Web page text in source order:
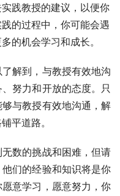
践教授的建议，以便你
的过程中，你可能会遇
的机会学习和成长。
解到，与教授有效地沟
努力和开放的态度。只
与教授有效地沟通，解
平道路。
数的挑战和困难，但请
们的经验和知识将是你
意学习，愿意努力，你